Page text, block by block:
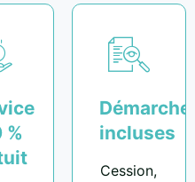
%
incluses
Cession,